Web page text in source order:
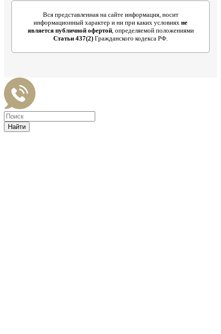
Вся представленная на сайте информация, носит
информационный характер и ни при каких условиях не
является публичной офертой, определяемой положениями
Статьи 437(2) Гражданского кодекса РФ.
Найти